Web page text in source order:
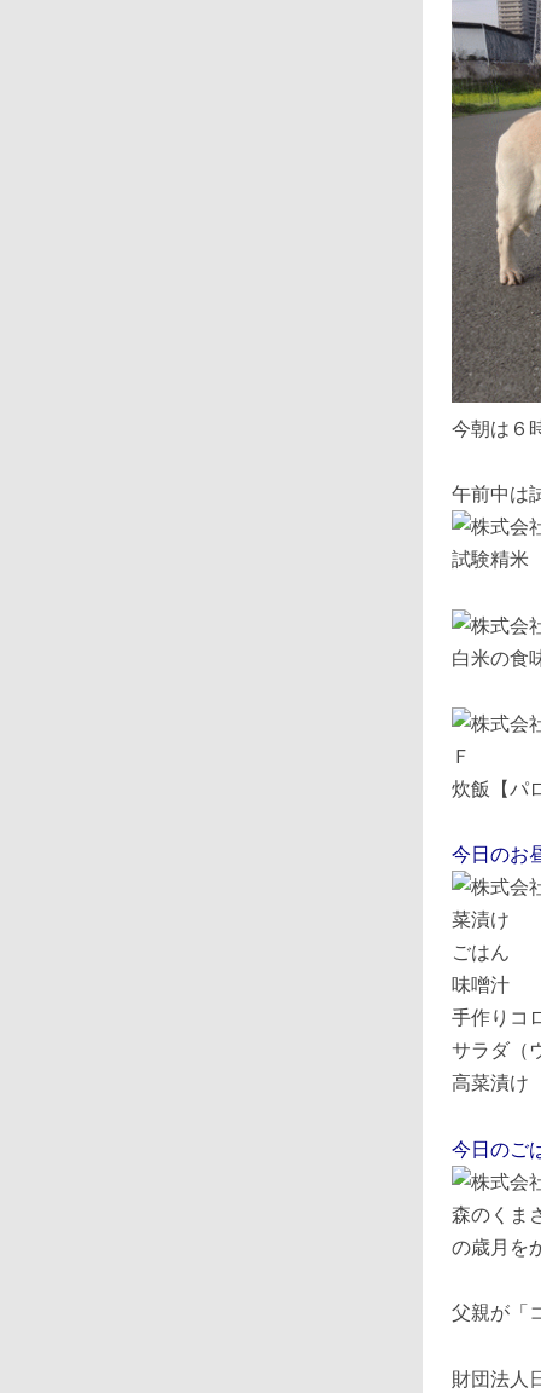
今朝は６
午前中は
試験精米
白米の食
炊飯【
今日のお
ごはん
味噌汁
手作りコ
サラダ
高菜漬け
今日のご
森のくま
の歳月を
父親が「
財団法人